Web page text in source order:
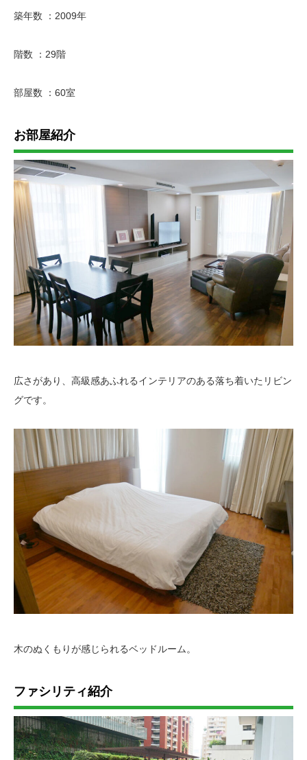
築年数 ：2009年
階数 ：29階
部屋数 ：60室
お部屋紹介
広さがあり、高級感あふれるインテリアのある落ち着いたリビン
グです。
木のぬくもりが感じられるベッドルーム。
ファシリティ紹介